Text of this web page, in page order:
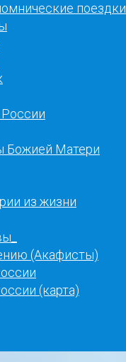
поездки
Божией Матери
из жизни
(Акафисты)
(карта)